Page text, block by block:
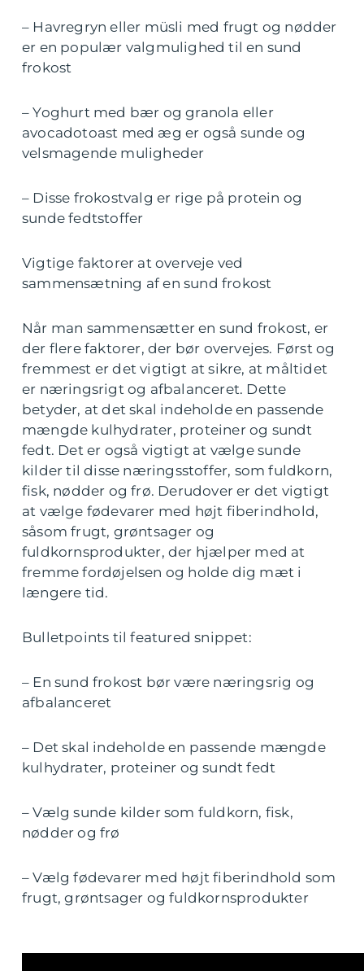
– Havregryn eller müsli med frugt og nødder
er en populær valgmulighed til en sund
frokost
– Yoghurt med bær og granola eller
avocadotoast med æg er også sunde og
velsmagende muligheder
– Disse frokostvalg er rige på protein og
sunde fedtstoffer
Vigtige faktorer at overveje ved
sammensætning af en sund frokost
Når man sammensætter en sund frokost, er
der flere faktorer, der bør overvejes. Først og
fremmest er det vigtigt at sikre, at måltidet
er næringsrigt og afbalanceret. Dette
betyder, at det skal indeholde en passende
mængde kulhydrater, proteiner og sundt
fedt. Det er også vigtigt at vælge sunde
kilder til disse næringsstoffer, som fuldkorn,
fisk, nødder og frø. Derudover er det vigtigt
at vælge fødevarer med højt fiberindhold,
såsom frugt, grøntsager og
fuldkornsprodukter, der hjælper med at
fremme fordøjelsen og holde dig mæt i
længere tid.
Bulletpoints til featured snippet:
– En sund frokost bør være næringsrig og
afbalanceret
– Det skal indeholde en passende mængde
kulhydrater, proteiner og sundt fedt
– Vælg sunde kilder som fuldkorn, fisk,
nødder og frø
– Vælg fødevarer med højt fiberindhold som
frugt, grøntsager og fuldkornsprodukter